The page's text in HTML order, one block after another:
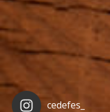
cedefes_